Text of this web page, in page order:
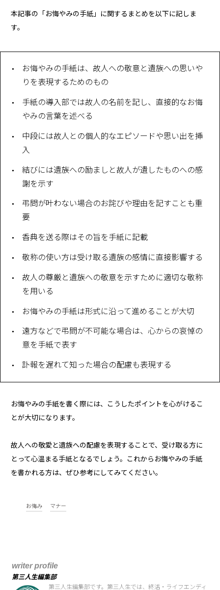
本記事の「お悔やみの手紙」に関するまとめを以下に記しま
す。
お悔やみの手紙は、故人への敬意と遺族への思いや
りを表現するためのもの
手紙の導入部では故人の名前を記し、直接的なお悔
やみの言葉を述べる
中段には故人との個人的なエピソードや思い出を挿
入
結びには遺族への励ましと故人が遺したものへの感
謝を示す
弔問が叶わない場合のお詫びや理由を記すことも重
要
香典を送る際はその旨を手紙に記載
敬称の使い方は受け取る遺族の感情に直接影響する
故人の尊厳と遺族への敬意を示すために適切な敬称
を用いる
お悔やみの手紙は形式に沿って進めることが大切
遠方などで弔問が不可能な場合は、心からの哀悼の
意を手紙で表す
訃報を遅れて知った場合の配慮も表現する
お悔やみの手紙を書く際には、こうしたポイントを心がけるこ
とが大切になります。
故人への敬愛と遺族への配慮を表現することで、受け取る方に
とって心温まる手紙となるでしょう。これからお悔やみの手紙
を書かれる方は、ぜひ参考にしてみてください。
お悔み マナー
writer profile
第三人生編集部
第三人生編集部です。第三人生では、終活・ライフエンディ